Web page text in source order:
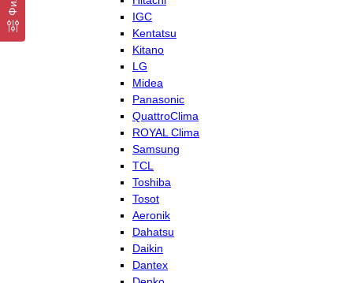
IGC
Kentatsu
Kitano
LG
Midea
Panasonic
QuattroClima
ROYAL Clima
Samsung
TCL
Toshiba
Tosot
Aeronik
Dahatsu
Daikin
Dantex